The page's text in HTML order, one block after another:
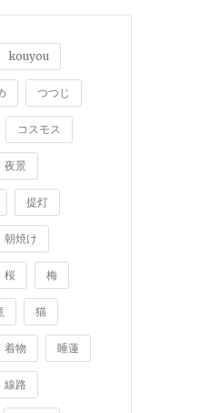
kouyou
つつじ
コスモス
夜景
提灯
朝焼け
桜 梅
猫
着物 睡蓮
線路